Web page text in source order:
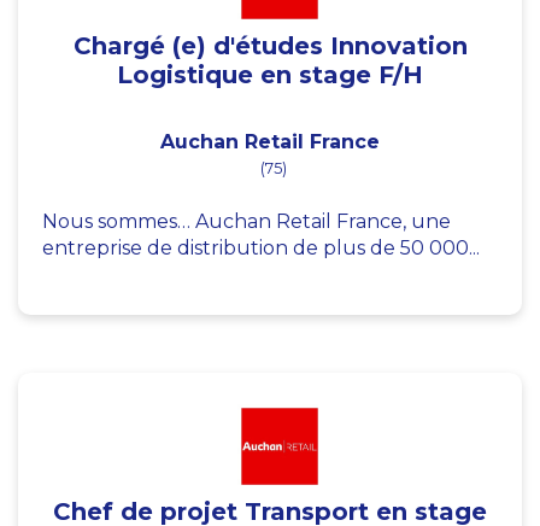
Chargé (e) d'études Innovation
Logistique en stage F/H
Auchan Retail France
(75)
Nous sommes… Auchan Retail France, une
entreprise de distribution de plus de 50 000...
Chef de projet Transport en stage